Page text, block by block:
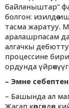
байланыштар”
болгон: изилдөө
тасма жаратуу.
аралашрпасам
алгачкы
процессине
ордунда
– Эмне
– Башында ал мага